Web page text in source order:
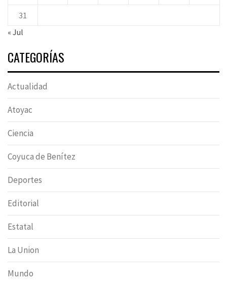
31
« Jul
CATEGORÍAS
Actualidad
Atoyac
Ciencia
Coyuca de Benítez
Deportes
Editorial
Estatal
La Union
Mundo